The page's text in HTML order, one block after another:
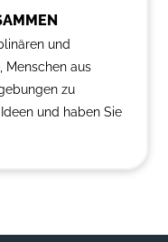
und
Menschen aus
zu
und haben Sie